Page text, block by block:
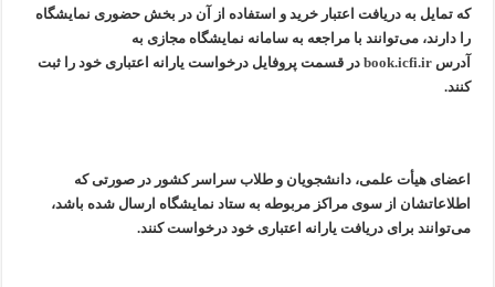
که تمایل به دریافت اعتبار خرید و استفاده از آن در بخش حضوری نمایشگاه
را دارند، می‌توانند با مراجعه به سامانه نمایشگاه مجازی به
آدرسbook.icfi.ir در قسمت پروفایل درخواست یارانه اعتباری خود را ثبت
کنند.
اعضای هیأت علمی، دانشجویان و طلاب سراسر کشور در صورتی که
اطلاعاتشان از سوی مراکز مربوطه به ستاد نمایشگاه ارسال شده باشد،
می‌توانند برای دریافت یارانه اعتباری خود درخواست کنند.